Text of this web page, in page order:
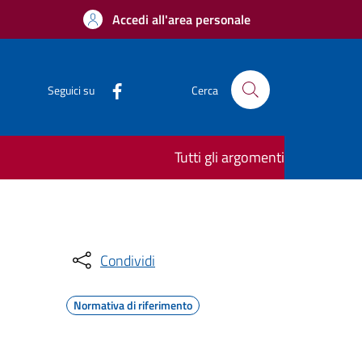
Accedi all'area personale
Seguici su Cerca
Tutti gli argomenti
Condividi
Normativa di riferimento